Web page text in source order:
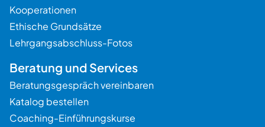
Kooperationen
Ethische Grundsätze
Lehrgangsabschluss-Fotos
Beratung und Services
Beratungsgespräch vereinbaren
Katalog bestellen
Coaching-Einführungskurse